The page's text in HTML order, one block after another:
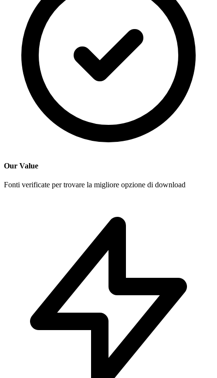
Our Value
Fonti verificate per trovare la migliore opzione di download